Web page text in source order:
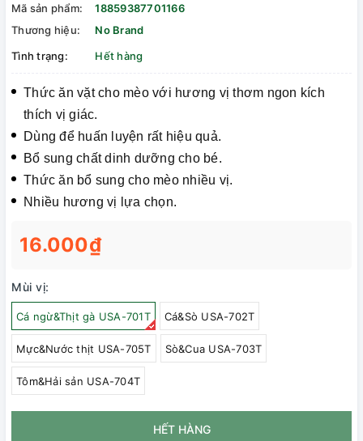
Mã sản phẩm:
18859387701166
Thương hiệu:
No Brand
Tình trạng:
Hết hàng
Thức ăn vặt cho mèo với hương vị thơm ngon kích
thích vị giác.
Dùng để huấn luyện rất hiệu quả.
Bổ sung chất dinh dưỡng cho bé.
Thức ăn bổ sung cho mèo nhiều vị.
Nhiều hương vị lựa chọn.
16.000₫
Mùi vị:
Cá ngừ&Thịt gà USA-701T Cá&Sò USA-702T
Mực&Nước thịt USA-705T Sò&Cua USA-703T
Tôm&Hải sản USA-704T
HẾT HÀNG